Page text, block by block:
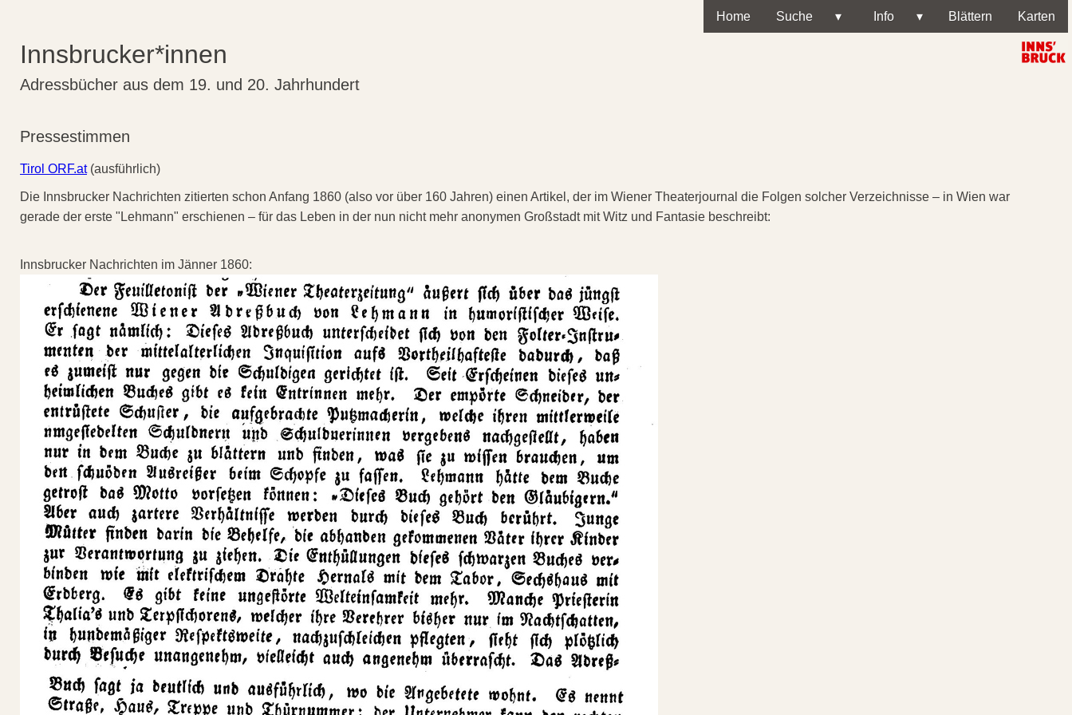
Innsbrucker*innen
Adressbücher aus dem 19. und 20. Jahrhundert
Home Suche ▾ Info ▾ Blättern Karten
Pressestimmen
Tirol ORF.at(ausführlich)
Die Innsbrucker Nachrichten zitierten schon Anfang 1860 (also vor über 160 Jahren) einen Artikel, der im Wiener Theaterjournal die Folgen solcher Verzeichnisse – in Wien war
gerade der erste "Lehmann" erschienen – für das Leben in der nun nicht mehr anonymen Großstadt mit Witz und Fantasie beschreibt:
Innsbrucker Nachrichten im Jänner 1860: